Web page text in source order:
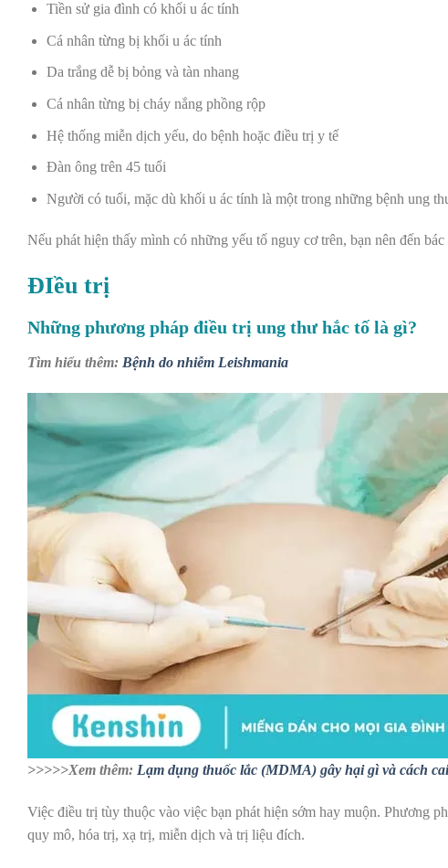
Tiền sử gia đình có khối u ác tính
Cá nhân từng bị khối u ác tính
Da trắng dễ bị bỏng và tàn nhang
Cá nhân từng bị cháy nắng phồng rộp
Hệ thống miễn dịch yếu, do bệnh hoặc điều trị y tế
Đàn ông trên 45 tuổi
Người có tuổi, mặc dù khối u ác tính là một trong những bệnh ung
Nếu phát hiện thấy mình có những yếu tố nguy cơ trên, bạn nên đến
ĐIều trị
Những phương pháp điều trị ung thư hắc tố là gì?
Tìm hiểu thêm: Bệnh do nhiễm Leishmania
>>>>>Xem thêm: Lạm dụng thuốc lắc (MDMA) gây hại gì và cách
Việc điều trị tùy thuộc vào việc bạn phát hiện sớm hay muộn. Phương
quy mô, hóa trị, xạ trị, miễn dịch và trị liệu đích.